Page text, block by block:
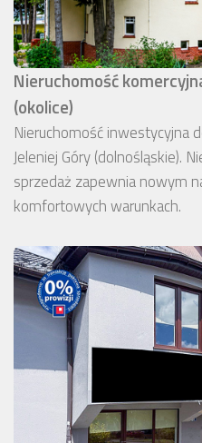
Nieruchomość
(okolice)
Nieruchomość inwestycyjna
Jeleniej Góry (dolnośląskie).
sprzedaż zapewnia nowym
komfortowych warunkach.